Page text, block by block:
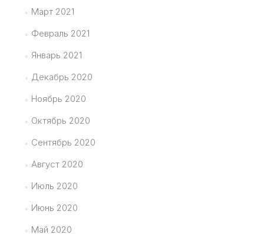
Март 2021
Февраль 2021
Январь 2021
Декабрь 2020
Ноябрь 2020
Октябрь 2020
Сентябрь 2020
Август 2020
Июль 2020
Июнь 2020
Май 2020